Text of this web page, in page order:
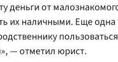
деньги от
их наличными. Еще одна
— отметил юрист.